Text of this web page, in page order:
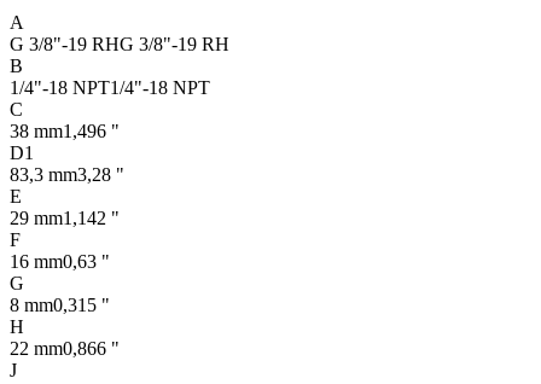
A
G 3/8"-19 RHG 3/8"-19 RH
B
1/4"-18 NPT1/4"-18 NPT
C
38 mm1,496 "
D1
83,3 mm3,28 "
E
29 mm1,142 "
F
16 mm0,63 "
G
8 mm0,315 "
H
22 mm0,866 "
J